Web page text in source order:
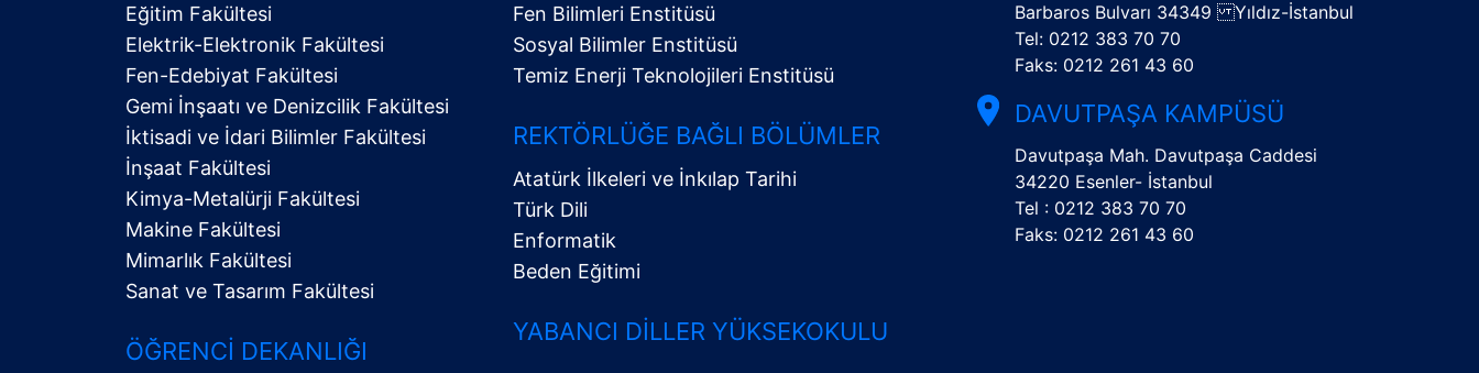
Alt
Menü
Eğitim Fakültesi
Elektrik-Elektronik Fakültesi
Fen-Edebiyat Fakültesi
Gemi İnşaatı ve Denizcilik Fakültesi
İktisadi ve İdari Bilimler Fakültesi
İnşaat Fakültesi
Kimya-Metalürji Fakültesi
Makine Fakültesi
Mimarlık Fakültesi
Sanat ve Tasarım Fakültesi
ÖĞRENCI DEKANLIĞI
Fen Bilimleri Enstitüsü
Sosyal Bilimler Enstitüsü
Temiz Enerji Teknolojileri Enstitüsü
REKTÖRLÜĞE BAĞLI BÖLÜMLER
Atatürk İlkeleri ve İnkılap Tarihi
Türk Dili
Enformatik
Beden Eğitimi
YABANCI DILLER YÜKSEKOKULU
Barbaros Bulvarı 34349 Yıldız-İstanbul
Tel: 0212 383 70 70
Faks: 0212 261 43 60
DAVUTPAŞA KAMPÜSÜ
Davutpaşa Mah. Davutpaşa Caddesi
34220 Esenler- İstanbul
Tel : 0212 383 70 70
Faks: 0212 261 43 60